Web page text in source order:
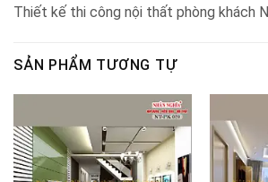
Thiết kế thi công nội thất phòng khách
SẢN PHẨM TƯƠNG TỰ